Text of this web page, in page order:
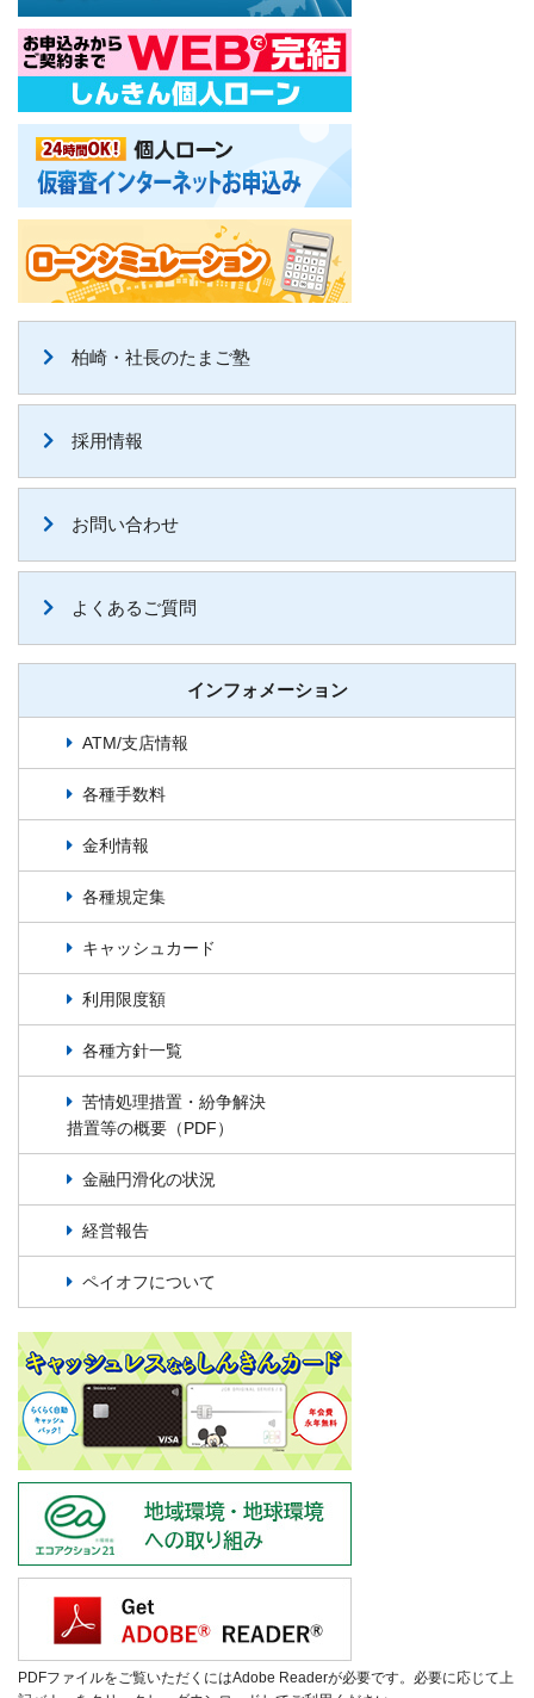
柏崎・社長のたまご塾
採用情報
お問い合わせ
よくあるご質問
インフォメーション
ATM/支店情報
各種手数料
金利情報
各種規定集
キャッシュカード
利用限度額
各種方針一覧
苦情処理措置・紛争解決
措置等の概要（PDF）
金融円滑化の状況
経営報告
ペイオフについて
PDFファイルをご覧いただくにはAdobe Readerが必要です。必要に応じて上